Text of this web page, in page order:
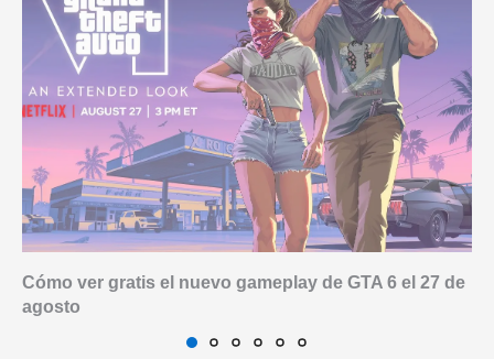
Cómo ver gratis el nuevo gameplay de GTA 6 el 27 de
agosto